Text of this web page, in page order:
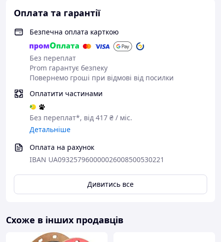
стабільної подачі.
Вимикай або зменшуй ретракцію —
TPU не любить різких змін подачі.
Використовуй прямий екструдер
для найкращих результатів, але 95A
добре працює і з боуденом.
Адгезія чудова на PEI, склі та
текстурованих поверхнях.
Оплата та гарантії
Безпечна оплата карткою
Без переплат
Prom гарантує безпеку
Повернемо гроші при відмові від посилки
Оплатити частинами
Без переплат*, від 417 ₴ / міс.
Детальніше
Оплата на рахунок
IBAN UA093257960000026008500530221
Дивитись все
Схоже в інших продавців